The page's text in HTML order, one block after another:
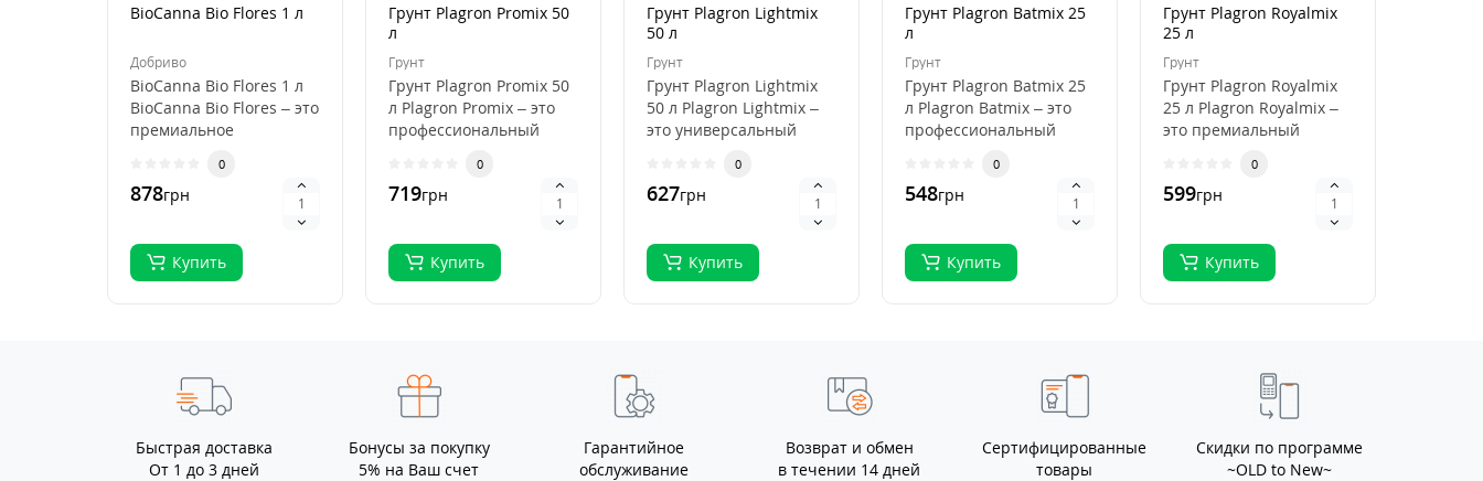
BioCanna Bio Flores 1 л
Добриво
BioCanna Bio Flores 1 л
BioCanna Bio Flores – это
премиальное
удобрение для ст..
0
878грн
Купить
Грунт Plagron Promix 50
л
Грунт
Грунт Plagron Promix 50
л Plagron Promix – это
профессиональный
выращивания
растений, ..
0
719грн
Купить
Грунт Plagron Lightmix
50 л
Грунт
Грунт Plagron Lightmix
50 л Plagron Lightmix –
это универсальный
выращивания..
0
627грн
Купить
Грунт Plagron Batmix 25
л
Грунт
Грунт Plagron Batmix 25
л Plagron Batmix – это
профессиональный
органического
выращива..
0
548грн
Купить
Грунт Plagron Royalmix
25 л
Грунт
Грунт Plagron Royalmix
25 л Plagron Royalmix –
это премиальный
органического в..
0
599грн
Купить
Быстрая доставка
От 1 до 3 дней
Бонусы за покупку
5% на Ваш счет
Гарантийное
обслуживание
Возврат и обмен
в течении 14 дней
Сертифицированные
товары
Скидки по программе
~OLD to New~